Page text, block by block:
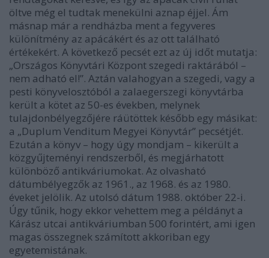
öltve még el tudtak menekülni aznap éjjel. Ám
másnap már a rendházba ment a fegyveres
különítmény az apácákért és az ott található
értékekért. A következő pecsét ezt az új időt mutatja:
„Országos Könyvtári Központ szegedi raktárából –
nem adható el!”. Aztán valahogyan a szegedi, vagy a
pesti könyvelosztóból a zalaegerszegi könyvtárba
került a kötet az 50-es években, melynek
tulajdonbélyegzőjére ráütöttek később egy másikat:
a „Duplum Venditum Megyei Könyvtár” pecsétjét.
Ezután a könyv – hogy úgy mondjam – kikerült a
közgyűjteményi rendszerből, és megjárhatott
különböző antikváriumokat. Az olvasható
dátumbélyegzők az 1961., az 1968. és az 1980.
éveket jelölik. Az utolsó dátum 1988. október 22-i.
Úgy tűnik, hogy ekkor vehettem meg a példányt a
Kárász utcai antikváriumban 500 forintért, ami igen
magas összegnek számított akkoriban egy
egyetemistának.